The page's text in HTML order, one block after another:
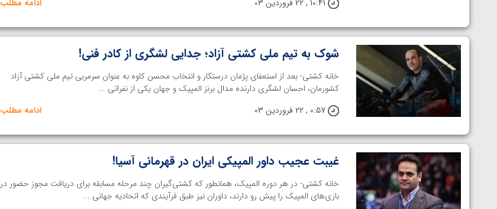
10:41 , 22 فروردین 03
ادامه مطلب
شوک به تیم ملی کشتی آزاد؛ جدایی لشگری از کادر فنی!
خانه کشتی- بعد از استعفای پژمان درستکار و انتخاب محسن کاوه به‌ عنوان سرمربی تیم ملی کشتی آزاد
کشورمان، احسان لشگری دارنده مدال برنز المپیک و جهان یکی از نفراتی ...
0:57 , 22 فروردین 03
ادامه مطلب
غیبت عجیب داور المپیکی ایران در قهرمانی آسیا!
خانه کشتی- در هر دوره المپیک، همانطور که کشتی‌گیران چند مرحله مسابقه برای دریافت مجوز حضور در
بازی‌های المپیک را پیش رو دارند، داوران نیز طبق فرآیندی که اتحادیه جهانی ...